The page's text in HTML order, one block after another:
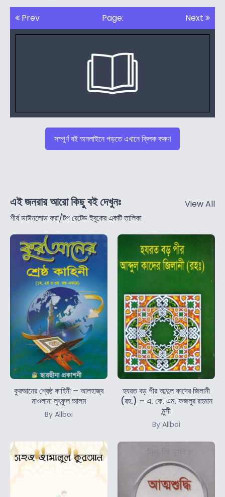
Prev Page: Next
সম্পুর্ণ বই অনলাইনে পড়তে এখানে ক্লিক করুণ
এই জনরার আরো কিছু বই দেখুনঃ
শীর্ষ ডাউনলোড করা/টপ রেটেড ইবুকের একটি তালিকা
View All
কুরআনের শ্রেষ্ঠ কাহিনী – আলহাজ্ব
মাওলানা লুৎফুল আলম
By Allboi
হযরত বড় পীর আব্দুল কাদের জিলানী
(রহ.) – এ. কে. এম. ফজলুর রহমান
মুন্সী
By Allboi